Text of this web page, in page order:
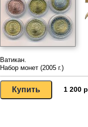
Ватикан.
Набор монет (2005 г.)
1 200